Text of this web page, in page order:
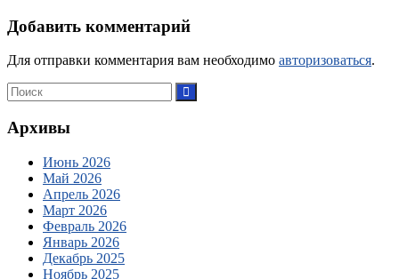
Добавить комментарий
Для отправки комментария вам необходимо авторизоваться.
Архивы
Июнь 2026
Май 2026
Апрель 2026
Март 2026
Февраль 2026
Январь 2026
Декабрь 2025
Ноябрь 2025